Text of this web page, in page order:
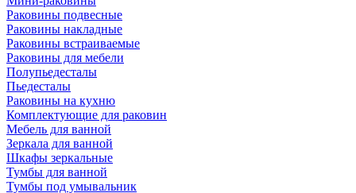
Раковины подвесные
Раковины накладные
Раковины встраиваемые
Раковины для мебели
Полупьедесталы
Пьедесталы
Раковины на кухню
Комплектующие для раковин
Мебель для ванной
Зеркала для ванной
Шкафы зеркальные
Тумбы для ванной
Тумбы под умывальник